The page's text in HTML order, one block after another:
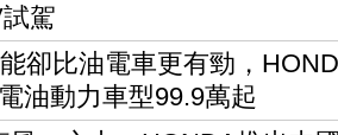
駕
卻比油電車更有勁，
油動力車型99.9萬起